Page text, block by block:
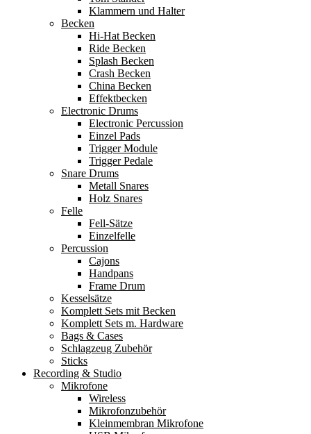
Klammern und Halter
Becken
Hi-Hat Becken
Ride Becken
Splash Becken
Crash Becken
China Becken
Effektbecken
Electronic Drums
Electronic Percussion
Einzel Pads
Trigger Module
Trigger Pedale
Snare Drums
Metall Snares
Holz Snares
Felle
Fell-Sätze
Einzelfelle
Percussion
Cajons
Handpans
Frame Drum
Kesselsätze
Komplett Sets mit Becken
Komplett Sets m. Hardware
Bags & Cases
Schlagzeug Zubehör
Sticks
Recording & Studio
Mikrofone
Wireless
Mikrofonzubehör
Kleinmembran Mikrofone